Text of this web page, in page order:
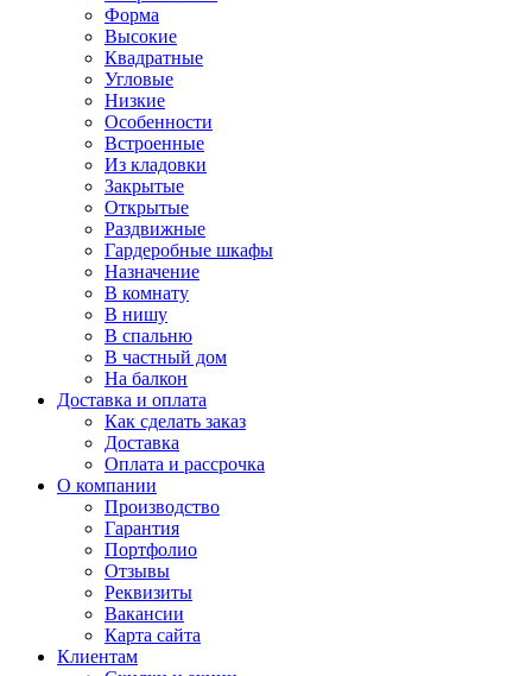
Форма
Высокие
Квадратные
Угловые
Низкие
Особенности
Встроенные
Из кладовки
Закрытые
Открытые
Раздвижные
Гардеробные шкафы
Назначение
В комнату
В нишу
В спальню
В частный дом
На балкон
Доставка и оплата
Как сделать заказ
Доставка
Оплата и рассрочка
О компании
Производство
Гарантия
Портфолио
Отзывы
Реквизиты
Вакансии
Карта сайта
Клиентам